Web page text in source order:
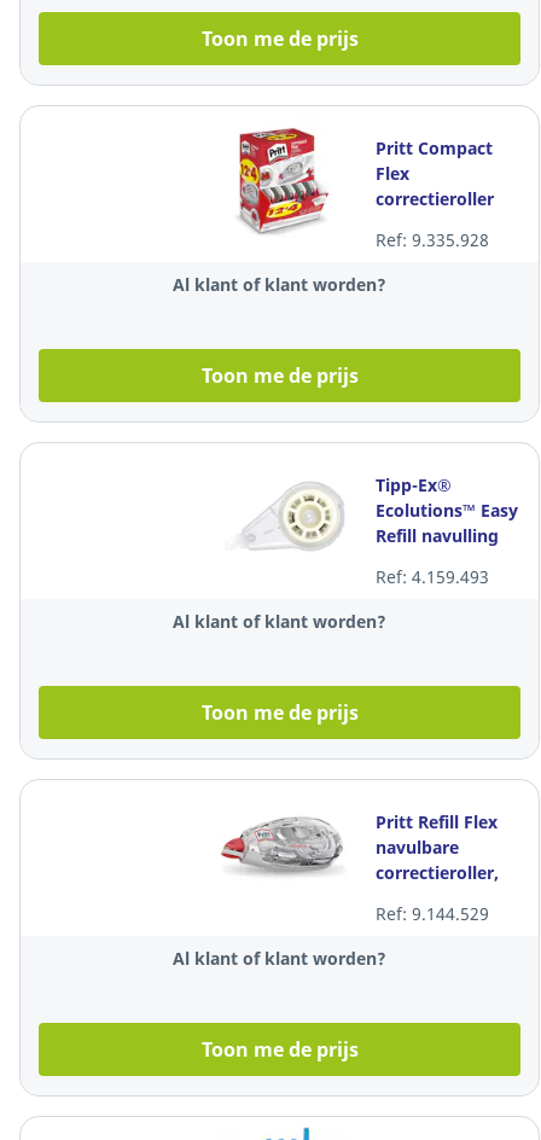
Toon me de prijs
Pritt Compact
Flex
correctieroller
value pack 12 + 4
gratis
Ref: 9.335.928
Al klant of klant worden?
Toon me de prijs
Tipp-Ex®
Ecolutions™ Easy
Refill navulling
5mm x 14m, per
stuk
Ref: 4.159.493
Al klant of klant worden?
Toon me de prijs
Pritt Refill Flex
navulbare
correctieroller,
per stuk
Ref: 9.144.529
Al klant of klant worden?
Toon me de prijs